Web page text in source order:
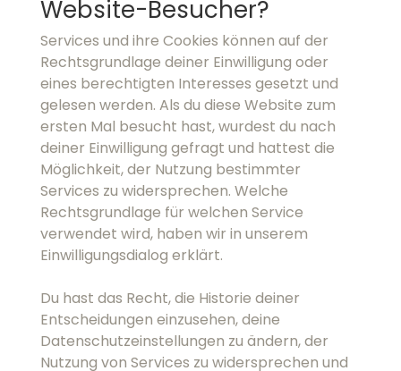
Möglichkeit, der Nutzung bestimmter Services
zu widersprechen. Welche Rechtsgrundlage für
welchen Service verwendet wird, haben wir in
unserem Einwilligungsdialog erklärt.
Du hast das Recht, die Historie deiner
Entscheidungen einzusehen, deine
Datenschutzeinstellungen zu ändern, der
Nutzung von Services zu widersprechen und
deine Einwilligung jederzeit zu widerrufen. Im
Folgenden findest du Möglichkeiten, deine
Rechte auszuüben:
Historie der Privatsphäre-Einstellungen
Revoke consents